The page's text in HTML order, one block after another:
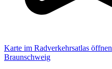
Karte im Radverkehrsatlas öffnen
Braunschweig